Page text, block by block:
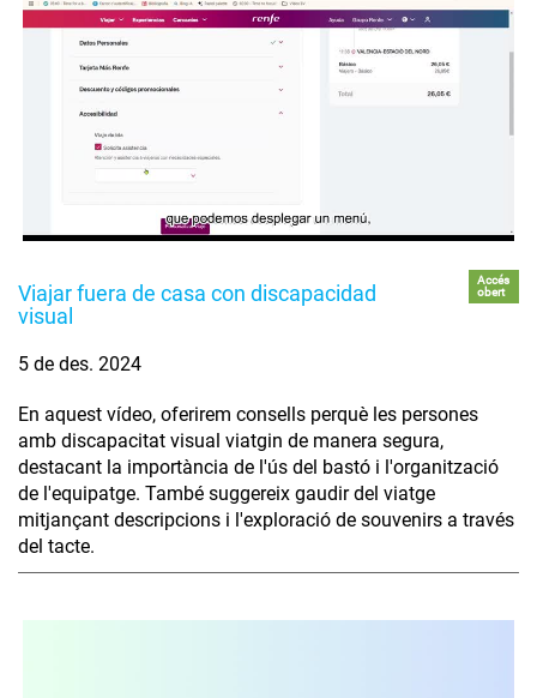
Viajar fuera de casa con discapacidad
visual
Accés
obert
5 de des. 2024
En aquest vídeo, oferirem consells perquè les persones
amb discapacitat visual viatgin de manera segura,
destacant la importància de l'ús del bastó i l'organització
de l'equipatge. També suggereix gaudir del viatge
mitjançant descripcions i l'exploració de souvenirs a través
del tacte.